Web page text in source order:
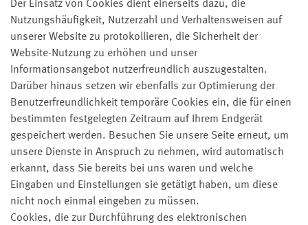
Der Einsatz von Cookies dient einerseits dazu, die
Nutzungshäufigkeit, Nutzerzahl und Verhaltensweisen auf
unserer Website zu protokollieren, die Sicherheit der
Website-Nutzung zu erhöhen und unser
Informationsangebot nutzerfreundlich auszugestalten.
Darüber hinaus setzen wir ebenfalls zur Optimierung der
Benutzerfreundlichkeit temporäre Cookies ein, die für einen
bestimmten festgelegten Zeitraum auf Ihrem Endgerät
gespeichert werden. Besuchen Sie unsere Seite erneut, um
unsere Dienste in Anspruch zu nehmen, wird automatisch
erkannt, dass Sie bereits bei uns waren und welche
Eingaben und Einstellungen sie getätigt haben, um diese
nicht noch einmal eingeben zu müssen.
Cookies, die zur Durchführung des elektronischen